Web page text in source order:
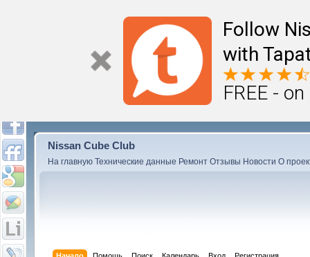
Follow
with
FREE -
Nissan Cube Club
На главную Технические данные Ремонт Отзывы Новости О